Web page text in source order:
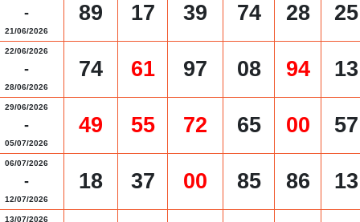
-
21/06/2026
89 17 39 74 28 25
22/06/2026
-
28/06/2026
74 61 97 08 94 13
29/06/2026
-
05/07/2026
49 55 72 65 00 57
06/07/2026
-
12/07/2026
18 37 00 85 86 13
13/07/2026